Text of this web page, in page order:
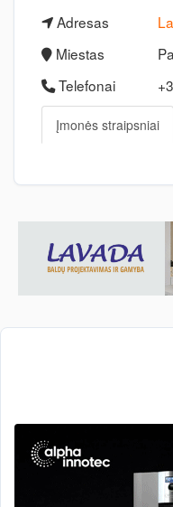
Adresas
Miestas
Telefonai
Įmonės straipsniai